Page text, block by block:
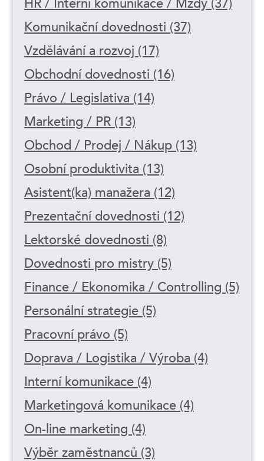
HR / Interní komunikace / Mzdy (37)
Komunikační dovednosti (37)
Vzdělávání a rozvoj (17)
Obchodní dovednosti (16)
Právo / Legislativa (14)
Marketing / PR (13)
Obchod / Prodej / Nákup (13)
Osobní produktivita (13)
Asistent(ka) manažera (12)
Prezentační dovednosti (12)
Lektorské dovednosti (8)
Dovednosti pro mistry (5)
Finance / Ekonomika / Controlling (5)
Personální strategie (5)
Pracovní právo (5)
Doprava / Logistika / Výroba (4)
Interní komunikace (4)
Marketingová komunikace (4)
On-line marketing (4)
Výběr zaměstnanců (3)